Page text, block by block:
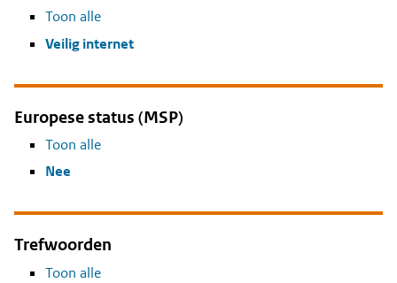
Toon alle
Veilig internet
Europese status (MSP)
Toon alle
Nee
Trefwoorden
Toon alle